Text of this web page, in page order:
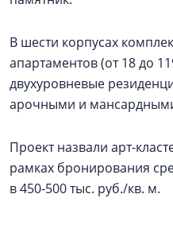
В шести корпусах
апартаментов (от 18 до
двухуровневые
арочными и
Проект назвали арт-
рамках бронирования
в 450-500 тыс. руб./кв. м.